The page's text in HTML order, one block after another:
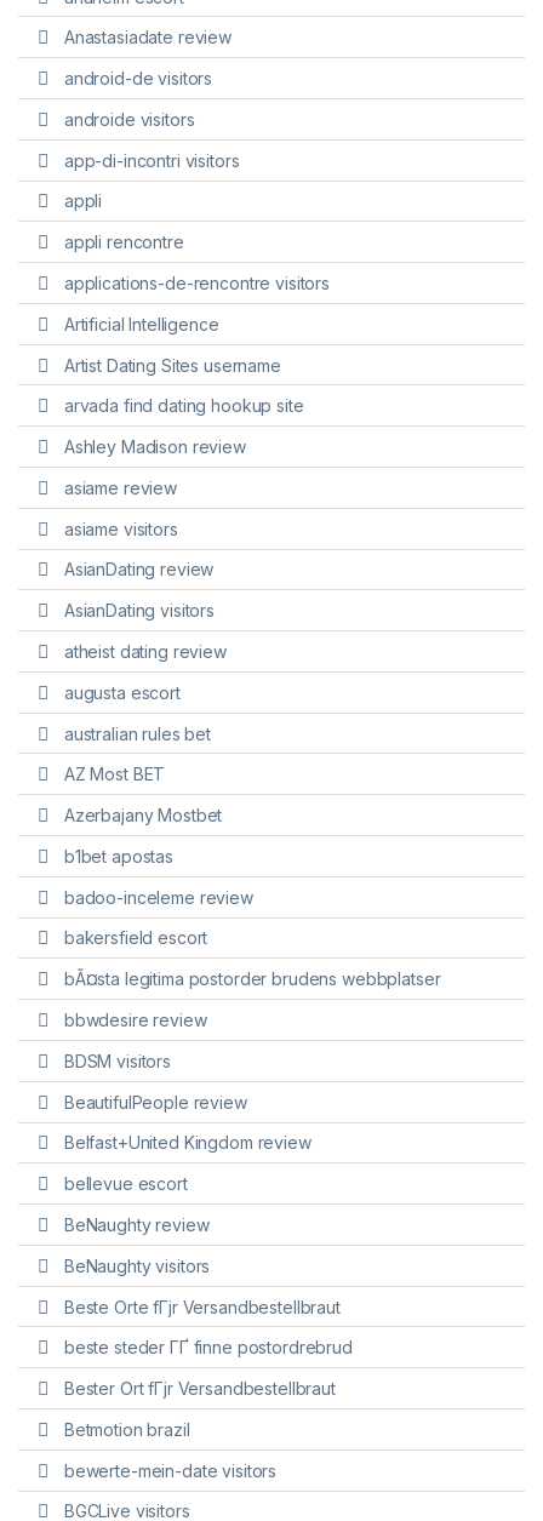
Anastasiadate review
android-de visitors
androide visitors
app-di-incontri visitors
appli
appli rencontre
applications-de-rencontre visitors
Artificial Intelligence
Artist Dating Sites username
arvada find dating hookup site
Ashley Madison review
asiame review
asiame visitors
AsianDating review
AsianDating visitors
atheist dating review
augusta escort
australian rules bet
AZ Most BET
Azerbajany Mostbet
b1bet apostas
badoo-inceleme review
bakersfield escort
bÃ¤sta legitima postorder brudens webbplatser
bbwdesire review
BDSM visitors
BeautifulPeople review
Belfast+United Kingdom review
bellevue escort
BeNaughty review
BeNaughty visitors
Beste Orte fГјr Versandbestellbraut
beste steder ГҐ finne postordrebrud
Bester Ort fГјr Versandbestellbraut
Betmotion brazil
bewerte-mein-date visitors
BGCLive visitors